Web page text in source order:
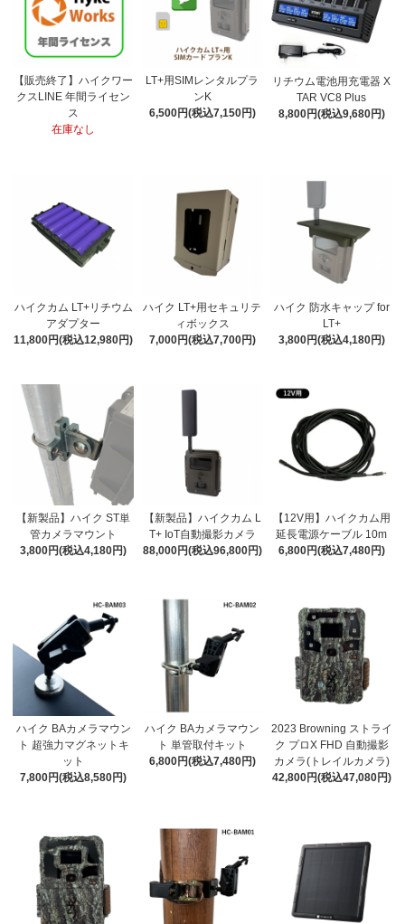
【販売終了】ハイクワー
クスLINE 年間ライセン
ス
在庫なし
LT+用SIMレンタルプラ
ンK
6,500円(税込7,150円)
リチウム電池用充電器 X
TAR VC8 Plus
8,800円(税込9,680円)
ハイクカム LT+リチウム
アダプター
11,800円(税込12,980円)
ハイク LT+用セキュリテ
ィボックス
7,000円(税込7,700円)
ハイク 防水キャップ for
LT+
3,800円(税込4,180円)
【新製品】ハイク ST単
管カメラマウント
3,800円(税込4,180円)
【新製品】ハイクカム L
T+ IoT自動撮影カメラ
88,000円(税込96,800円)
【12V用】ハイクカム用
延長電源ケーブル 10m
6,800円(税込7,480円)
ハイク BAカメラマウン
ト 超強力マグネットキ
ット
7,800円(税込8,580円)
ハイク BAカメラマウン
ト 単管取付キット
6,800円(税込7,480円)
2023 Browning ストライ
ク プロX FHD 自動撮影
カメラ(トレイルカメラ)
42,800円(税込47,080円)